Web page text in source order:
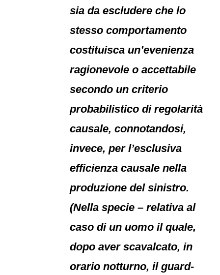
sia da escludere che lo
stesso comportamento
costituisca un’evenienza
ragionevole o accettabile
secondo un criterio
probabilistico di regolarità
causale, connotandosi,
invece, per l’esclusiva
efficienza causale nella
produzione del sinistro.
(Nella specie – relativa al
caso di un uomo il quale,
dopo aver scavalcato, in
orario notturno, il guard-